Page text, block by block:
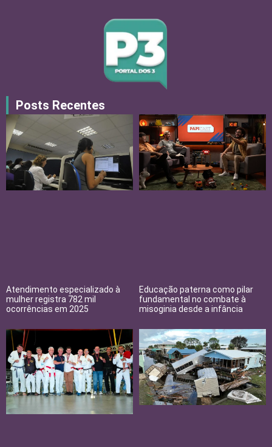
Posts Recentes
Atendimento especializado à
mulher registra 782 mil
ocorrências em 2025
Educação paterna como pilar
fundamental no combate à
misoginia desde a infância